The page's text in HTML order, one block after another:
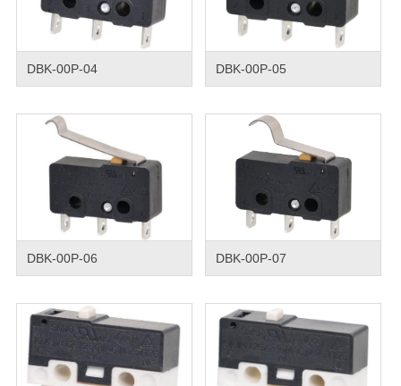
DBK-00P-04 DBK-00P-05
DBK-00P-06 DBK-00P-07